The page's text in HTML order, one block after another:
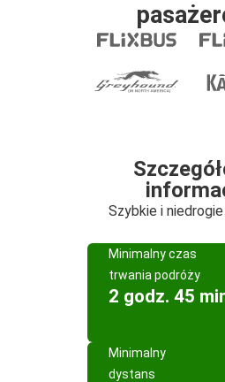
Szybkie i
Minimalny czas
trwania podróży
2 godz. 45
Minimalny
dystans